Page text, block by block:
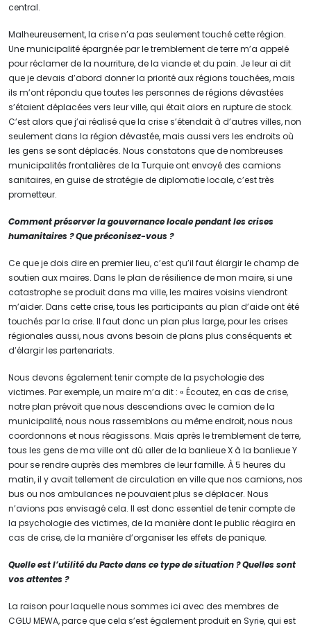
central.
Malheureusement, la crise n’a pas seulement touché cette région.
Une municipalité épargnée par le tremblement de terre m’a appelé
pour réclamer de la nourriture, de la viande et du pain. Je leur ai dit
que je devais d’abord donner la priorité aux régions touchées, mais
ils m’ont répondu que toutes les personnes de régions dévastées
s’étaient déplacées vers leur ville, qui était alors en rupture de stock.
C’est alors que j’ai réalisé que la crise s’étendait à d’autres villes, non
seulement dans la région dévastée, mais aussi vers les endroits où
les gens se sont déplacés. Nous constatons que de nombreuses
municipalités frontalières de la Turquie ont envoyé des camions
sanitaires, en guise de stratégie de diplomatie locale, c’est très
prometteur.
Comment préserver la gouvernance locale pendant les crises
humanitaires ? Que préconisez-vous ?
Ce que je dois dire en premier lieu, c’est qu’il faut élargir le champ de
soutien aux maires. Dans le plan de résilience de mon maire, si une
catastrophe se produit dans ma ville, les maires voisins viendront
m’aider. Dans cette crise, tous les participants au plan d’aide ont été
touchés par la crise. Il faut donc un plan plus large, pour les crises
régionales aussi, nous avons besoin de plans plus conséquents et
d’élargir les partenariats.
Nous devons également tenir compte de la psychologie des
victimes. Par exemple, un maire m’a dit : « Écoutez, en cas de crise,
notre plan prévoit que nous descendions avec le camion de la
municipalité, nous nous rassemblons au même endroit, nous nous
coordonnons et nous réagissons. Mais après le tremblement de terre,
tous les gens de ma ville ont dû aller de la banlieue X à la banlieue Y
pour se rendre auprès des membres de leur famille. À 5 heures du
matin, il y avait tellement de circulation en ville que nos camions, nos
bus ou nos ambulances ne pouvaient plus se déplacer. Nous
n’avions pas envisagé cela. Il est donc essentiel de tenir compte de
la psychologie des victimes, de la manière dont le public réagira en
cas de crise, de la manière d’organiser les effets de panique.
Quelle est l’utilité du Pacte dans ce type de situation ? Quelles sont
vos attentes ?
La raison pour laquelle nous sommes ici avec des membres de
CGLU MEWA, parce que cela s’est également produit en Syrie, qui est